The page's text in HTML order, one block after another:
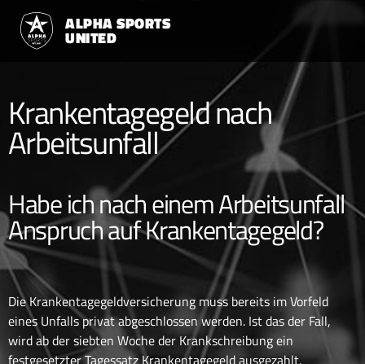
ALPHA SPORTS
UNITED
Krankentagegeld nach
Arbeitsunfall
Habe ich nach einem Arbeitsunfall
Anspruch auf Krankentagegeld?
Die Krankentagegeldversicherung muss bereits im Vorfeld
eines Unfalls privat abgeschlossen werden. Ist das der Fall,
wird ab der siebten Woche der Krankschreibung ein
festgesetzter Tagessatz Krankentagegeld ausgezahlt.